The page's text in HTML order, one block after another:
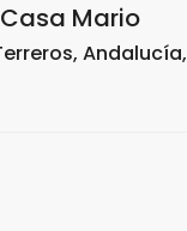
Mario
Andalucía,